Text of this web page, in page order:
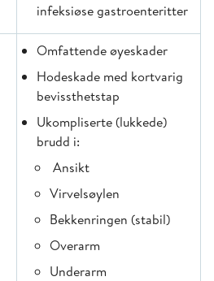
infeksiøse gastroenteritter
Omfattende øyeskader
Hodeskade med kortvarig
bevissthetstap
Ukompliserte (lukkede)
brudd i:
Ansikt
Virvelsøylen
Bekkenringen (stabil)
Overarm
Underarm